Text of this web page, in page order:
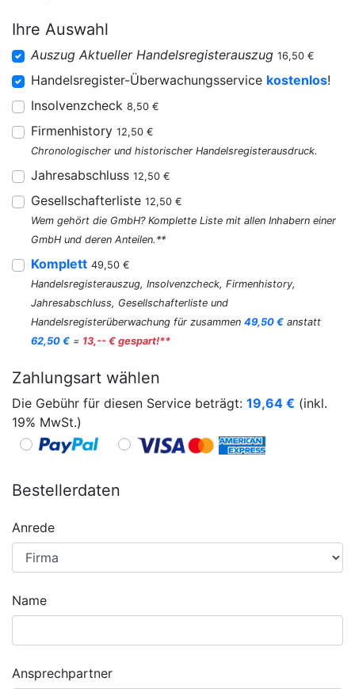
Ihre Auswahl
Auszug Aktueller Handelsregisterauszug 16,50 €
Handelsregister-Überwachungsservice kostenlos!
Insolvenzcheck 8,50 €
Firmenhistory 12,50 €
Chronologischer und historischer Handelsregisterausdruck.
Jahresabschluss 12,50 €
Gesellschafterliste 12,50 €
Wem gehört die GmbH? Komplette Liste mit allen Inhabern einer
GmbH und deren Anteilen.**
Komplett 49,50 €
Handelsregisterauszug, Insolvenzcheck, Firmenhistory,
Jahresabschluss, Gesellschafterliste und
Handelsregisterüberwachung für zusammen 49,50 € anstatt
62,50 € = 13,-- € gespart!**
Zahlungsart wählen
Die Gebühr für diesen Service beträgt: 19,64 € (inkl.
19% MwSt.)
Bestellerdaten
Anrede
Name
Ansprechpartner